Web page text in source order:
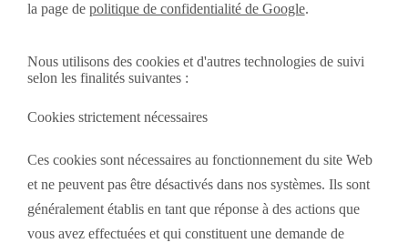
la page de politique de confidentialité de Google.
Nous utilisons des cookies et d'autres technologies de suivi
selon les finalités suivantes :
Cookies strictement nécessaires
Ces cookies sont nécessaires au fonctionnement du site Web
et ne peuvent pas être désactivés dans nos systèmes. Ils sont
généralement établis en tant que réponse à des actions que
vous avez effectuées et qui constituent une demande de